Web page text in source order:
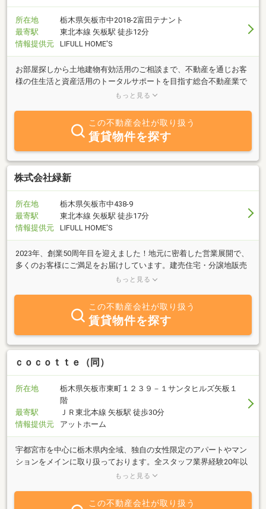
所在地
栃木県矢板市中2018-2富田テナント
最寄駅
東北本線 矢板駅 徒歩12分
情報提供元
LIFULL HOME'S
お部屋探しから土地建物有効活用のご相談まで、不動産を通じお客
様の住生活と資産活用のトータルサポートを目指す総合不動産業で
す。アパマンショップネットワーク加盟店。矢板のお部屋探しはお
もっと見る
この不動産会社が取り扱う
賃貸物件を探す
株式会社緑新
所在地
栃木県矢板市中438-9
最寄駅
東北本線 矢板駅 徒歩17分
情報提供元
LIFULL HOME'S
2023年、創業50周年目を迎えました！地元に密着した営業展開で、
多くのお客様にご満足をお届けしています。建売住宅・分譲地販売
の他、注文住宅も承っておりますのでお気軽にご相談・お問い合わ
もっと見る
この不動産会社が取り扱う
賃貸物件を探す
ｃｏｃｏｔｔｅ（同）
所在地
栃木県矢板市東町１２３９－１サンタヒルズ矢板１
階
最寄駅
ＪＲ東北本線 矢板駅 徒歩30分
情報提供元
アットホーム
宇都宮市を中心に栃木県内全域、独自の女性限定のアパートやマン
ションをメインに取り扱っております。全スタッフ業界経験20年以
上のスタッフが優しく楽しく丁寧にお部屋探しのお手伝いをさせて
もっと見る
この不動産会社が取り扱う